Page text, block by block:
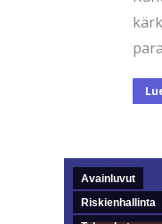
Avainluvut
Riskienhallinta